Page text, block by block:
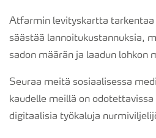
Atfarmin levityskartta tarkentaa
säästää lannoitukustannuksia,
sadon määrän ja laadun lohkon
Seuraa meitä sosiaalisessa
kaudelle meillä on
digitaalisia työkaluja